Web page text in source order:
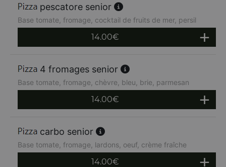
pescatore senior
Base tomate, fromage, cocktail de fruits de mer, persil
14.00€
4 fromages senior
Base tomate, fromage, chèvre, bleu, brie, parmesan
14.00€
carbo senior
Base tomate, fromage, lardons, oeuf, crème fraîche
14.00€